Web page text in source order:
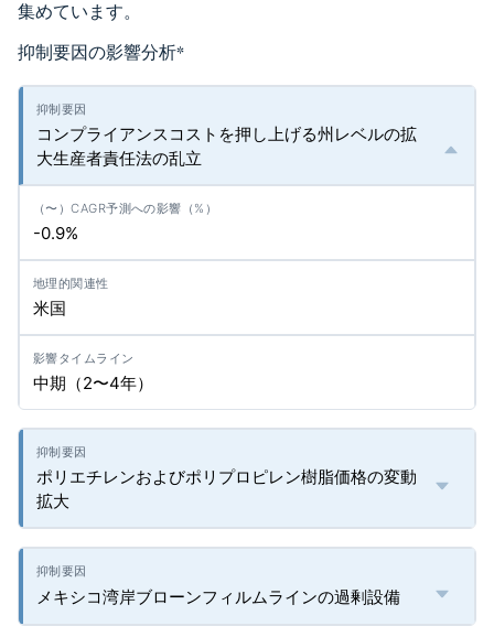
集めています。
抑制要因の影響分析*
コンプライアンスコストを押し上げる州レベルの拡
大生産者責任法の乱立
-0.9%
米国
中期（2〜4年）
ポリエチレンおよびポリプロピレン樹脂価格の変動
拡大
メキシコ湾岸ブローンフィルムラインの過剰設備